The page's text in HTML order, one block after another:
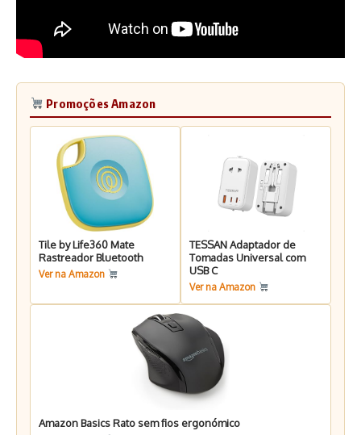
Promoções Amazon
Tile by Life360 Mate
Rastreador Bluetooth
Ver na Amazon
TESSAN Adaptador de
Tomadas Universal com
USB C
Ver na Amazon
Amazon Basics Rato sem fios ergonómico